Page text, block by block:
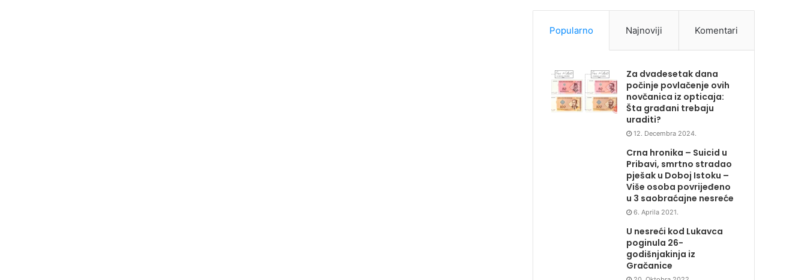
Popularno Najnoviji Komentari
Za dvadesetak dana
počinje povlačenje ovih
novčanica iz opticaja:
Šta građani trebaju
uraditi?
12. Decembra 2024.
Crna hronika – Suicid u
Pribavi, smrtno stradao
pješak u Doboj Istoku –
Više osoba povrijeđeno
u 3 saobraćajne nesreće
6. Aprila 2021.
U nesreći kod Lukavca
poginula 26-
godišnjakinja iz
Gračanice